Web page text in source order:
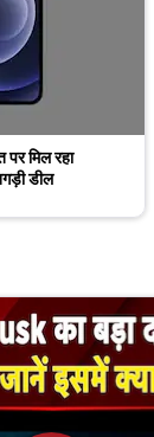
मिल रहा
डील